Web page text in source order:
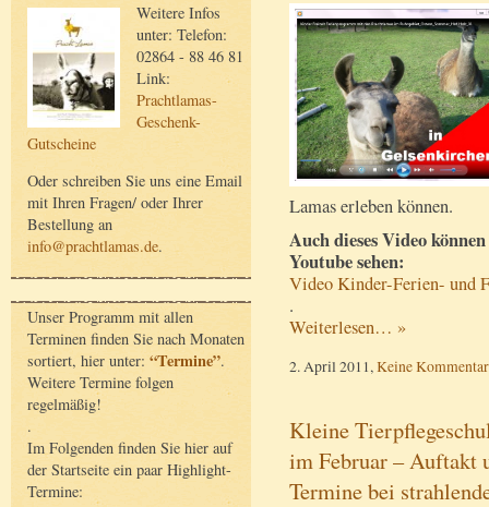
Weitere Infos
unter: Telefon:
02864 - 88 46 81
Link:
Prachtlamas-
Geschenk-
Gutscheine
Oder schreiben Sie uns eine Email
mit Ihren Fragen/ oder Ihrer
Bestellung an
info@prachtlamas.de.
Unser Programm mit allen
Terminen finden Sie nach Monaten
sortiert, hier unter: “Termine”.
Weitere Termine folgen
regelmäßig!
.
Im Folgenden finden Sie hier auf
der Startseite ein paar Highlight-
Termine:
Lamas erleben können.
Auch dieses Video
Youtube sehen:
Video Kinder-Ferien- und
.
Weiterlesen… »
2. April 2011, Keine
Kleine
im Februar – Auftakt
Termine bei